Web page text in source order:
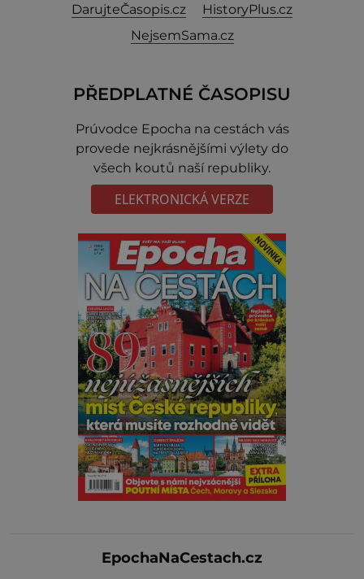
DarujteČasopis.cz
HistoryPlus.cz
NejsemSama.cz
PŘEDPLATNÉ ČASOPISU
Prúvodce Epocha na cestách vás
provede nejkrásnějšími výlety do
všech koutů naší republiky.
ELEKTRONICKÁ VERZE
EpochaNaCestach.cz